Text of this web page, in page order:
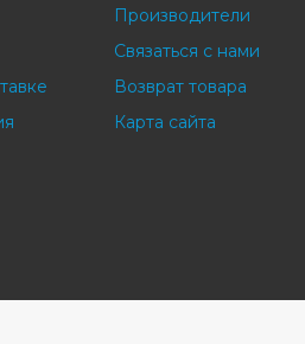
Производители
Связаться с нами
Возврат товара
Карта сайта